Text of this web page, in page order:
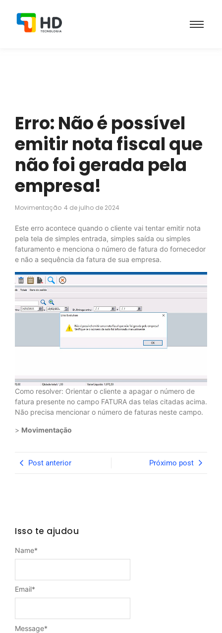
Erro: Não é possível
emitir nota fiscal que
não foi gerada pela
empresa!
Movimentação 4 de julho de 2024
Este erro acontece quando o cliente vai tentar emitir nota
pela tela de simples entrada, simples saída ou simples
faturamento e menciona o número de fatura do fornecedor
e não a sequência da fatura de sua empresa.
Como resolver: Orientar o cliente a apagar o número de
fatura presente no campo FATURA das telas citadas acima.
Não precisa mencionar o número de faturas neste campo.
> Movimentação
Post anterior Próximo post
Isso te ajudou
Message*
Name*
Email*